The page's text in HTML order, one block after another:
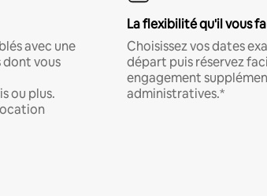
avec une
dont vous
ou plus.
La flexibilité qu'il vous
Choisissez vos dates
départ puis réservez
engagement
administratives.*